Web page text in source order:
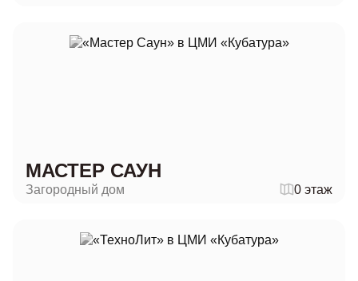
МАСТЕР САУН
Загородный дом 0 этаж